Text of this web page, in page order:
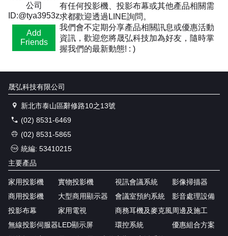
公司
ID:@tya3953z
Add
Friends
有任何投影機、投影布幕或其他產品相關需
求都歡迎透過LINE詢問。
我們會不定期分享產品相關訊息或優惠活動
資訊，歡迎您將晟弘科技加為好友，隨時掌
握我們的最新動態! : )
晟弘科技有限公司
新北市泰山區辭修路10之13號
(02) 8531-6469
(02) 8531-5865
統編: 53410215
主要產品
家用投影機
商用投影機
投影布幕
無線投影伺服器
實物投影機
大型商用顯示器
家用電視
LED顯示屏
視訊會議系統
會議室預約系統
商務耳機及麥克風
環控系統
影像掃描器
影音處理設備
周邊及施工
優惠組合方案